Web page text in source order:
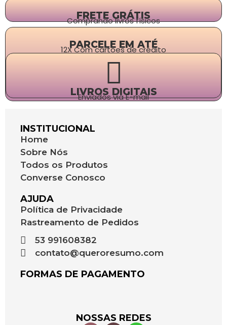
FRETE GRÁTIS
Comprando livros físicos
PARCELE EM ATÉ
12X Com cartões de crédito
LIVROS DIGITAIS
Enviados via E-mail
INSTITUCIONAL
Home
Sobre Nós
Todos os Produtos
Converse Conosco
AJUDA
Política de Privacidade
Rastreamento de Pedidos
53 991608382
contato@queroresumo.com
FORMAS DE PAGAMENTO
NOSSAS REDES